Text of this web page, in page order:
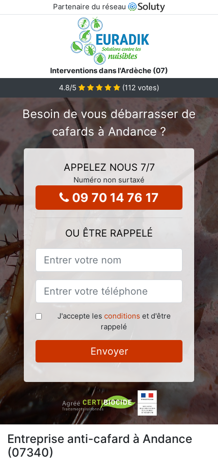
Partenaire du réseau
Interventions dans l'Ardèche (07)
4.8/5 (112 votes)
Besoin de vous débarrasser de
cafards à Andance ?
APPELEZ NOUS 7/7
Numéro non surtaxé
09 70 14 76 17
OU ÊTRE RAPPELÉ
J'accepte les conditions et d'être
rappelé
Envoyer
Entreprise anti-cafard à Andance
(07340)